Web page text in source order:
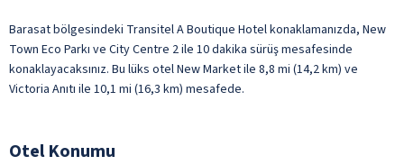
Barasat bölgesindeki Transitel A Boutique Hotel konaklamanızda, New
Town Eco Parkı ve City Centre 2 ile 10 dakika sürüş mesafesinde
konaklayacaksınız. Bu lüks otel New Market ile 8,8 mi (14,2 km) ve
Victoria Anıtı ile 10,1 mi (16,3 km) mesafede.
Otel Konumu